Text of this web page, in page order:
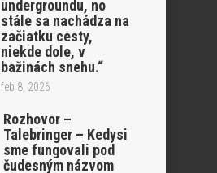
undergroundu, no
stále sa nachádza na
začiatku cesty,
niekde dole, v
bažinách snehu.“
feb 8, 2026
Rozhovor –
Talebringer – Kedysi
sme fungovali pod
čudesným názvom